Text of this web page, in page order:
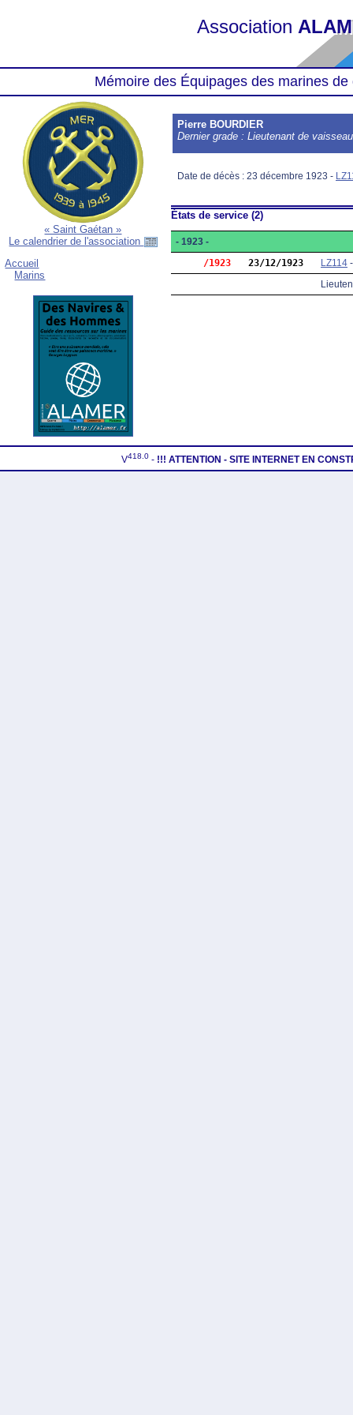
Association
Mémoire des Équipages des marines
« Saint Gaétan »
Le calendrier de l'association
Accueil
Marins
Pierre BOURDIER
Dernier grade : Lieutenant de vaisseau
Date de décès : 23 décembre 1923 -
États de service (2)
- 1923 -
     /1923
23/12/1923 LZ114
V418.0 - !!! ATTENTION - SITE INTERNET EN